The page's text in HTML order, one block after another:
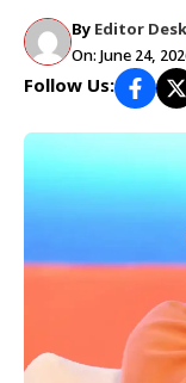
By Editor Desk
On: June 24,
Follow Us: